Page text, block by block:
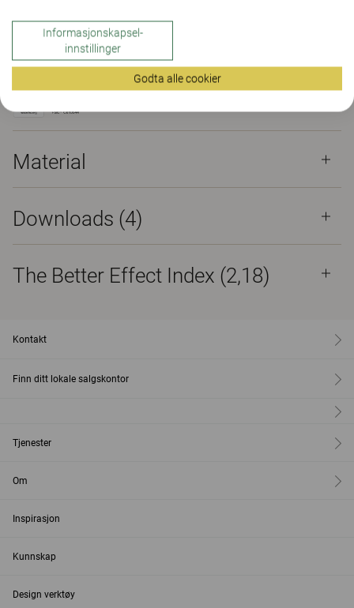
Material Downloads (4) The Better Effect Index (2,18)
Sertifikat
Material
Downloads (4)
The Better Effect Index (2,18)
Kontakt
Finn ditt lokale salgskontor
Tjenester
Om
Inspirasjon
Kunnskap
Design verktøy
Informasjonskapsel-
innstillinger
Godta alle cookier